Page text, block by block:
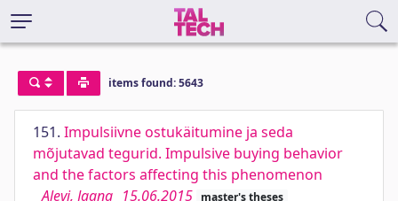
items found: 5643
151. Impulsiivne ostukäitumine ja seda
mõjutavad tegurid. Impulsive buying behavior
and the factors affecting this phenomenon
Alevi, Jaana 15.06.2015 master's theses